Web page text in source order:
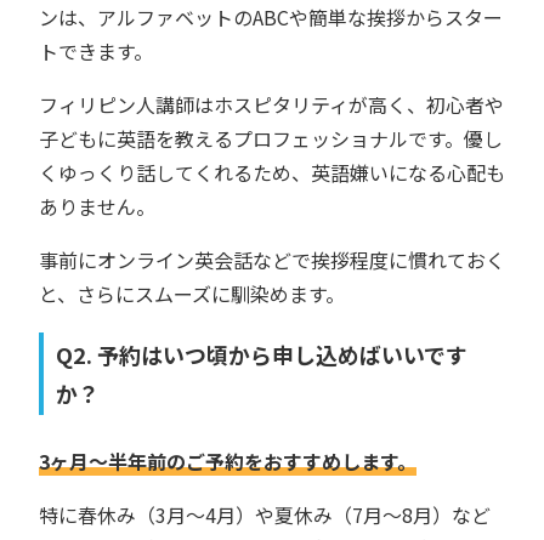
ンは、アルファベットのABCや簡単な挨拶からスター
トできます。
フィリピン人講師はホスピタリティが高く、初心者や
子どもに英語を教えるプロフェッショナルです。優し
くゆっくり話してくれるため、英語嫌いになる心配も
ありません。
事前にオンライン英会話などで挨拶程度に慣れておく
と、さらにスムーズに馴染めます。
Q2. 予約はいつ頃から申し込めばいいです
か？
3ヶ月〜半年前のご予約をおすすめします。
特に春休み（3月〜4月）や夏休み（7月〜8月）など